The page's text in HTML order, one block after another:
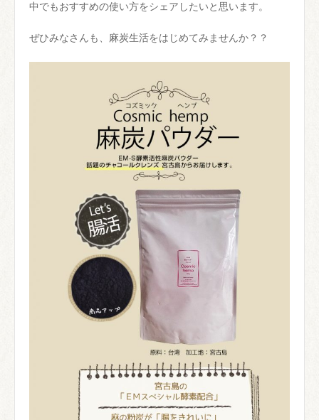
中でもおすすめの使い方をシェアしたいと思います。
ぜひみなさんも、麻炭生活をはじめてみませんか？？